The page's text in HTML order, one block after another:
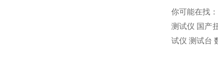
你可能在找
测试仪 国产
试仪 测试台